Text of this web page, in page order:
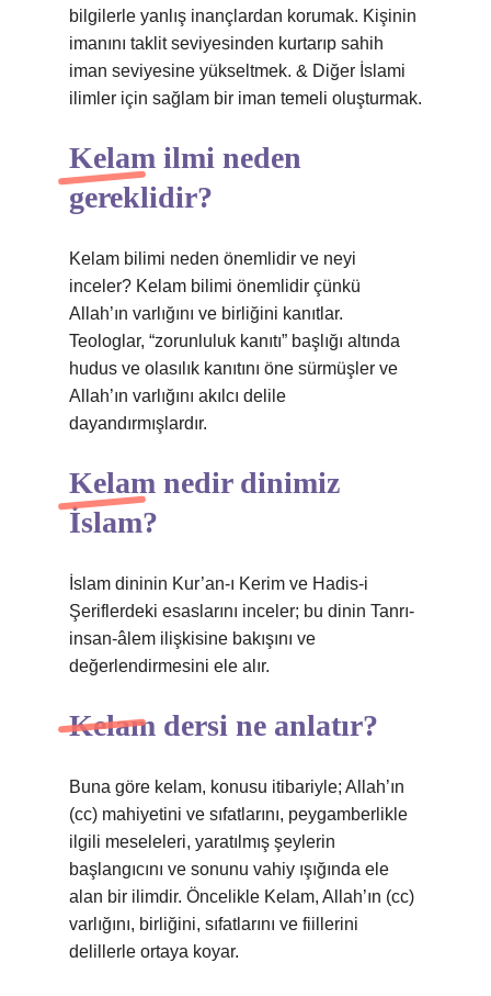
bilgilerle yanlış inançlardan korumak. Kişinin
imanını taklit seviyesinden kurtarıp sahih
iman seviyesine yükseltmek. & Diğer İslami
ilimler için sağlam bir iman temeli oluşturmak.
Kelam ilmi neden
gereklidir?
Kelam bilimi neden önemlidir ve neyi
inceler? Kelam bilimi önemlidir çünkü
Allah’ın varlığını ve birliğini kanıtlar.
Teologlar, “zorunluluk kanıtı” başlığı altında
hudus ve olasılık kanıtını öne sürmüşler ve
Allah’ın varlığını akılcı delile
dayandırmışlardır.
Kelam nedir dinimiz
İslam?
İslam dininin Kur’an-ı Kerim ve Hadis-i
Şeriflerdeki esaslarını inceler; bu dinin Tanrı-
insan-âlem ilişkisine bakışını ve
değerlendirmesini ele alır.
Kelam dersi ne anlatır?
Buna göre kelam, konusu itibariyle; Allah’ın
(cc) mahiyetini ve sıfatlarını, peygamberlikle
ilgili meseleleri, yaratılmış şeylerin
başlangıcını ve sonunu vahiy ışığında ele
alan bir ilimdir. Öncelikle Kelam, Allah’ın (cc)
varlığını, birliğini, sıfatlarını ve fiillerini
delillerle ortaya koyar.